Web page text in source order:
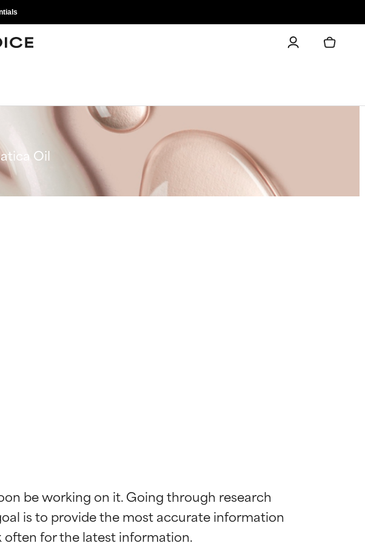
Oil
be working on it. Going through research
is to provide the most accurate information